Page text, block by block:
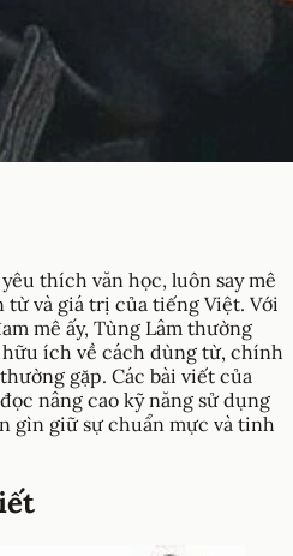
thích văn học, luôn say mê
từ và giá trị của tiếng Việt. Với
mê ấy, Tùng Lâm thường
ích về cách dùng từ, chính
gặp. Các bài viết của
nâng cao kỹ năng sử dụng
gìn giữ sự chuẩn mực và tinh